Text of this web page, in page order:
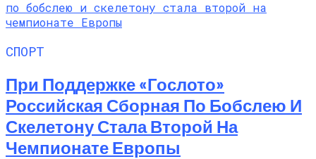
СПОРТ
При Поддержке «Гослото»
Российская Сборная По Бобслею И
Скелетону Стала Второй На
Чемпионате Европы